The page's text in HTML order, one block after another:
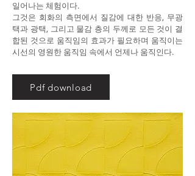
일어나는 체험이다.
그것은 회화의 측면에서 질감에 대한 반응, 무광
택과 광택, 그리고 물감 층의 두께로 모든 것이 결
합된 것으로 움직임의 효과가 필요하며 움직이는
시선의 영원한 움직임 속에서 언제나 움직인다.
Pdf download